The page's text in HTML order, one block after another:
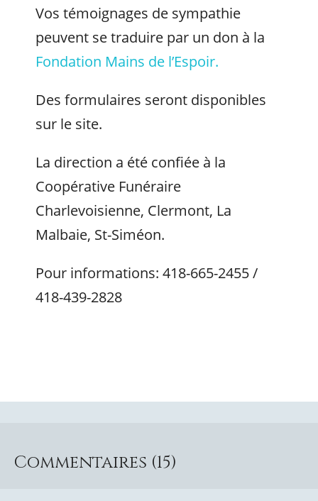
Vos témoignages de sympathie
peuvent se traduire par un don à la
Fondation Mains de l’Espoir.
Des formulaires seront disponibles
sur le site.
La direction a été confiée à la
Coopérative Funéraire
Charlevoisienne, Clermont, La
Malbaie, St-Siméon.
Pour informations: 418-665-2455 /
418-439-2828
Commentaires (15)